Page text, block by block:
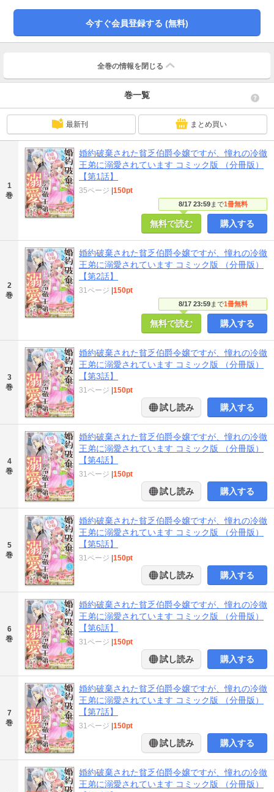
今すぐ会員登録する (無料)
全巻の情報を 閉じる
巻一覧
最新刊 まとめ買い
1
巻
婚約破棄された貧乏伯爵令嬢ですが、憧れの冷徹
王弟に溺愛されています コミック版 （分冊版）
【第1話】
8/17 23:59まで1冊無料
35ページ 150pt
無料で読む 購入する
2
巻
婚約破棄された貧乏伯爵令嬢ですが、憧れの冷徹
王弟に溺愛されています コミック版 （分冊版）
【第2話】
8/17 23:59まで1冊無料
31ページ 150pt
無料で読む 購入する
3
巻
婚約破棄された貧乏伯爵令嬢ですが、憧れの冷徹
王弟に溺愛されています コミック版 （分冊版）
【第3話】
31ページ 150pt
試し読み 購入する
4
巻
婚約破棄された貧乏伯爵令嬢ですが、憧れの冷徹
王弟に溺愛されています コミック版 （分冊版）
【第4話】
31ページ 150pt
試し読み 購入する
5
巻
婚約破棄された貧乏伯爵令嬢ですが、憧れの冷徹
王弟に溺愛されています コミック版 （分冊版）
【第5話】
31ページ 150pt
試し読み 購入する
6
巻
婚約破棄された貧乏伯爵令嬢ですが、憧れの冷徹
王弟に溺愛されています コミック版 （分冊版）
【第6話】
31ページ 150pt
試し読み 購入する
7
巻
婚約破棄された貧乏伯爵令嬢ですが、憧れの冷徹
王弟に溺愛されています コミック版 （分冊版）
【第7話】
31ページ 150pt
試し読み 購入する
婚約破棄された貧乏伯爵令嬢ですが、憧れの冷徹
王弟に溺愛されています コミック版 （分冊版）